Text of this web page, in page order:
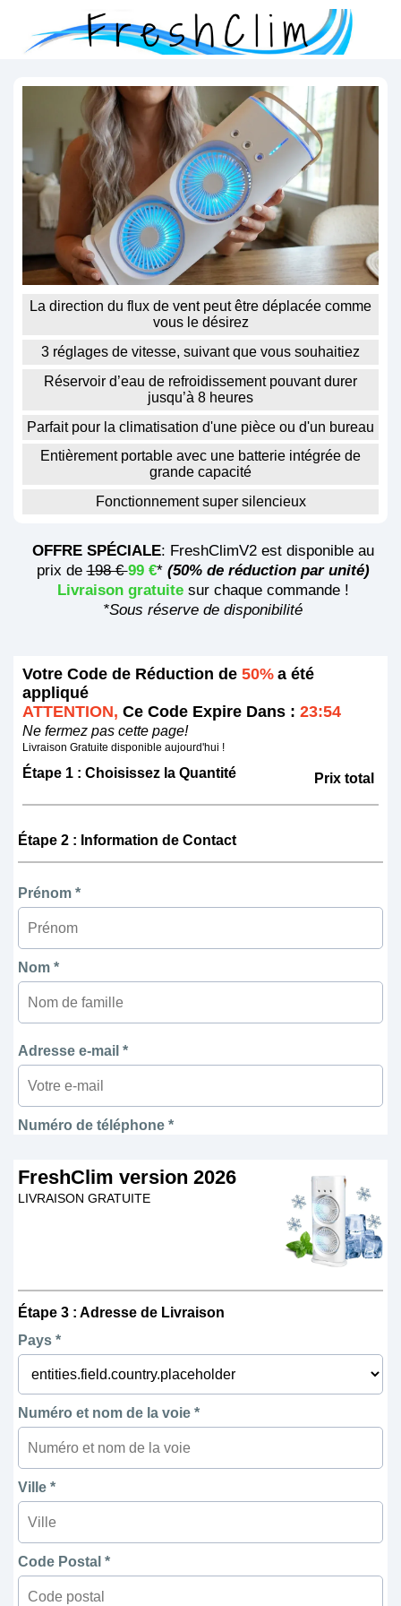
La direction du flux de vent peut être déplacée comme
vous le désirez
3 réglages de vitesse, suivant que vous souhaitiez
Réservoir d’eau de refroidissement pouvant durer
jusqu’à 8 heures
Parfait pour la climatisation d'une pièce ou d'un bureau
Entièrement portable avec une batterie intégrée de
grande capacité
Fonctionnement super silencieux
OFFRE SPÉCIALE: FreshClimV2 est disponible au
prix de198 €99 €* (50% de réduction par unité)
Livraison gratuitesur chaque commande !
*Sous réserve de disponibilité
Votre Code de Réduction de 50% a été
appliqué
ATTENTION, Ce Code Expire Dans : 23:54
Ne fermez pas cette page!
Livraison Gratuite disponible aujourd'hui !
Étape 1 : Choisissez la Quantité Prix total
Étape 2 : Information de Contact
Prénom *
Nom *
Adresse e-mail *
Numéro de téléphone *
FreshClim version 2026
LIVRAISON GRATUITE
Étape 3 : Adresse de Livraison
Pays *
Numéro et nom de la voie *
Ville *
Code Postal *